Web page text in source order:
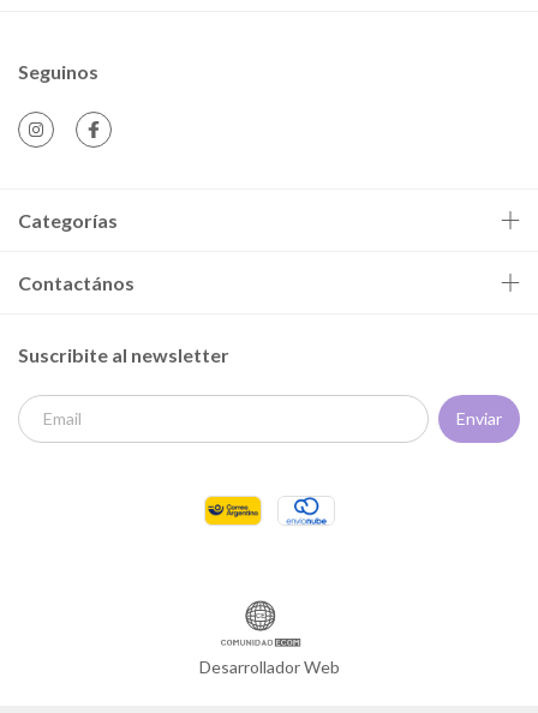
Seguinos
Categorías
Contactános
Suscribite al newsletter
Desarrollador Web